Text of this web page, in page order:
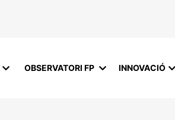
OBSERVATORI FP INNOVACIÓ